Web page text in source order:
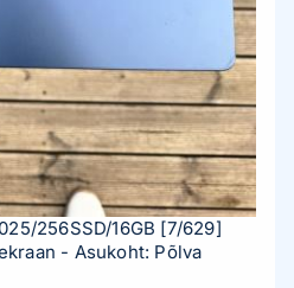
256SSD/16GB [7/629]
- Asukoht: Põlva